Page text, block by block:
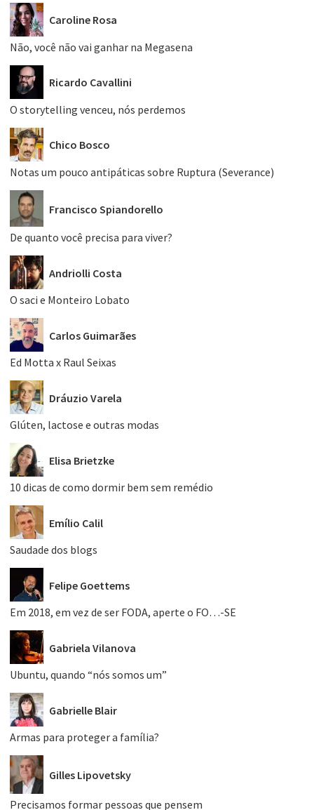
Caroline Rosa
Não, você não vai ganhar na Megasena
Ricardo Cavallini
O storytelling venceu, nós perdemos
Chico Bosco
Notas um pouco antipáticas sobre Ruptura (Severance)
Francisco Spiandorello
De quanto você precisa para viver?
Andriolli Costa
O saci e Monteiro Lobato
Carlos Guimarães
Ed Motta x Raul Seixas
Dráuzio Varela
Glúten, lactose e outras modas
Elisa Brietzke
10 dicas de como dormir bem sem remédio
Emílio Calil
Saudade dos blogs
Felipe Goettems
Em 2018, em vez de ser FODA, aperte o FO…-SE
Gabriela Vilanova
Ubuntu, quando “nós somos um”
Gabrielle Blair
Armas para proteger a família?
Gilles Lipovetsky
Precisamos formar pessoas que pensem